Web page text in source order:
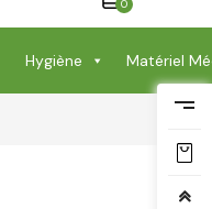
0
Hygiène Matériel